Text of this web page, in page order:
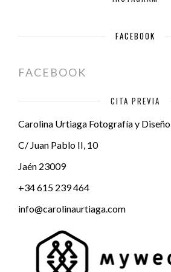
FACEBOOK
FACEBOOK
CITA PREVIA
Carolina Urtiaga Fotografía y Diseño
C/ Juan Pablo II, 10
Jaén 23009
+34 615 239 464
info@carolinaurtiaga.com